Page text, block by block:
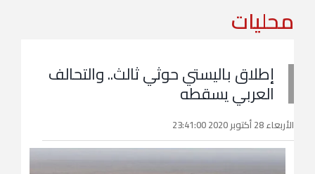
محليات
إطلاق باليستي حوثي ثالث.. والتحالف
العربي يسقطه
الأربعاء 28 أكتوبر 2020 23:41:00